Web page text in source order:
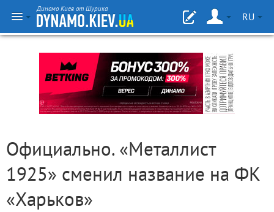
Динамо Киев от Шурика
RU
Официально. «Металлист
1925» сменил название на ФК
«Харьков»